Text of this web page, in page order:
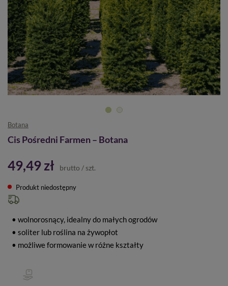
Botana
Cis Pośredni Farmen – Botana
49,49 zł brutto / szt.
Produkt niedostępny
• wolnorosnący, idealny do małych ogrodów
• soliter lub roślina na żywopłot
• możliwe formowanie w różne kształty